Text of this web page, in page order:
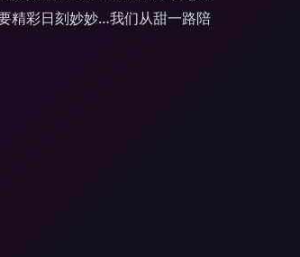
精彩日刻妙妙…我们从甜一路陪